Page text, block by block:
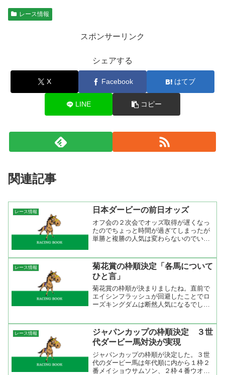
レース情報
スポンサーリンク
シェアする
X Facebook はてブ
LINE コピー
関連記事
レース情報 日本ダービーの前日オッズ
オフ会の２次会でオッズ取得が遅くなっ
たのでちょっと時間が過ぎてしまったが
単勝と複勝の人気は変わらないのでいい
票が入っているのでこのまま１倍台のオ
ッズは変わらないでしょう...
レース情報
菊花賞の枠順決定「各馬について
ひと言」
菊花賞の枠順が決まりましたね。直前で
エイシンフラッシュが回避したことでロ
ーズキングダムは断然人気になるでしょ
です。 ローズキングダム ダービー２
着、神戸新聞杯１着。実績...
レース情報
ジャパンカップの枠順決定 ３世
代ダービー馬対決が実現
ジャパンカップの枠順が決定した。３世
代のダービー馬は年代順に内から１枠２
番メイショウサムソン、２枠４番ウオッ